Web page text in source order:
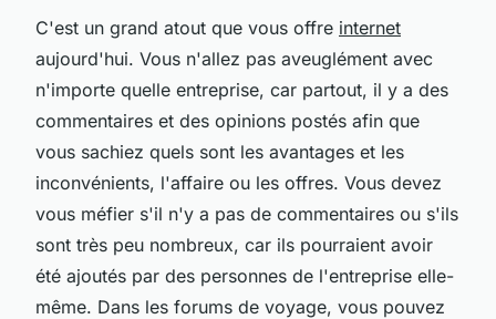
C'est un grand atout que vous offre internet
aujourd'hui. Vous n'allez pas aveuglément avec
n'importe quelle entreprise, car partout, il y a des
commentaires et des opinions postés afin que
vous sachiez quels sont les avantages et les
inconvénients, l'affaire ou les offres. Vous devez
vous méfier s'il n'y a pas de commentaires ou s'ils
sont très peu nombreux, car ils pourraient avoir
été ajoutés par des personnes de l'entreprise elle-
même. Dans les forums de voyage, vous pouvez